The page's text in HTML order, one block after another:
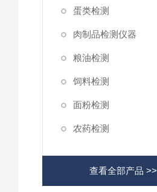
蛋类检测
肉制品检测仪器
粮油检测
饲料检测
面粉检测
农药检测
查看全部产品 >>